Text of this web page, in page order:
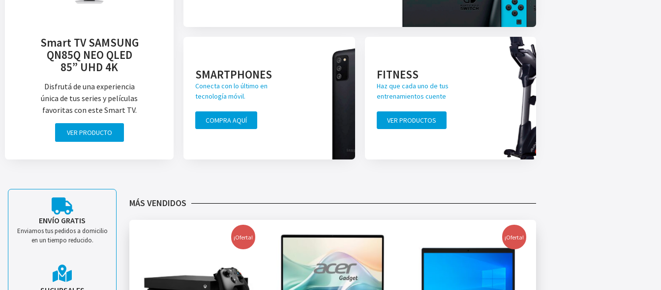
Smart TV SAMSUNG
QN85Q NEO QLED
85” UHD 4K
Disfrutá de una experiencia
única de tus series y películas
favoritas con este Smart TV.
VER PRODUCTO
SMARTPHONES
Conecta con lo último en
tecnología móvil.
COMPRA AQUÍ
FITNESS
Haz que cada uno de tus
entrenamientos cuente
VER PRODUCTOS
ENVÍO GRATIS
Enviamos tus pedidos a domicilio
en un tiempo reducido.
MÁS VENDIDOS
¡Oferta! ¡Oferta!